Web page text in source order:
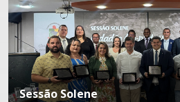
Sessão Solene